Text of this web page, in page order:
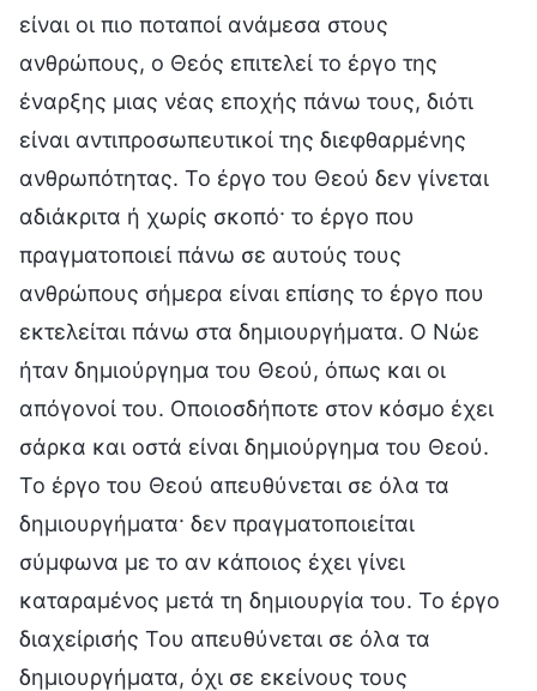
είναι οι πιο ποταποί ανάμεσα στους
ανθρώπους, ο Θεός επιτελεί το έργο της
έναρξης μιας νέας εποχής πάνω τους, διότι
είναι αντιπροσωπευτικοί της διεφθαρμένης
ανθρωπότητας. Το έργο του Θεού δεν γίνεται
αδιάκριτα ή χωρίς σκοπό· το έργο που
πραγματοποιεί πάνω σε αυτούς τους
ανθρώπους σήμερα είναι επίσης το έργο που
εκτελείται πάνω στα δημιουργήματα. Ο Νώε
ήταν δημιούργημα του Θεού, όπως και οι
απόγονοί του. Οποιοσδήποτε στον κόσμο έχει
σάρκα και οστά είναι δημιούργημα του Θεού.
Το έργο του Θεού απευθύνεται σε όλα τα
δημιουργήματα· δεν πραγματοποιείται
σύμφωνα με το αν κάποιος έχει γίνει
καταραμένος μετά τη δημιουργία του. Το έργο
διαχείρισής Του απευθύνεται σε όλα τα
δημιουργήματα, όχι σε εκείνους τους